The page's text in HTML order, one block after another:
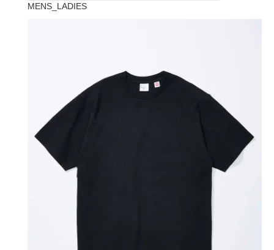
MENS_LADIES